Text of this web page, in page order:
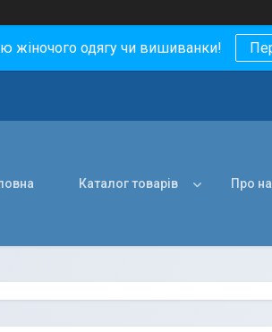
жіночого одягу чи вишиванки!
Каталог товарів Про